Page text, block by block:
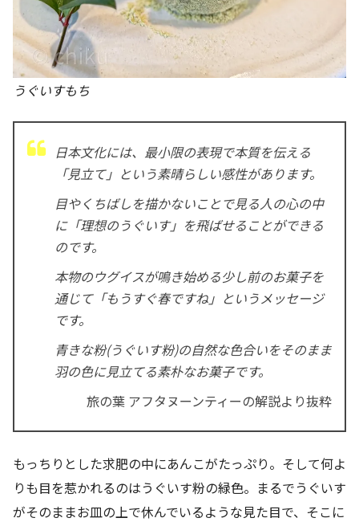
うぐいすもち
日本文化には、最小限の表現で本質を伝える
「見立て」という素晴らしい感性があります。
目やくちばしを描かないことで見る人の心の中
に「理想のうぐいす」を飛ばせることができる
のです。
本物のウグイスが鳴き始める少し前のお菓子を
通じて「もうすぐ春ですね」というメッセージ
です。
青きな粉(うぐいす粉)の自然な色合いをそのまま
羽の色に見立てる素朴なお菓子です。
旅の葉 アフタヌーンティーの解説より抜粋
もっちりとした求肥の中にあんこがたっぷり。そして何よ
りも目を惹かれるのはうぐいす粉の緑色。まるでうぐいす
がそのままお皿の上で休んでいるような見た目で、そこに